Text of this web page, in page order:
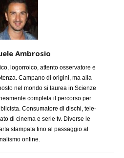
Ambrosio
logorroico, attento osservatore e
Campano di origini, ma alla
nel mondo si laurea in Scienze
completa il percorso per
Consumatore di dischi, tele-
di cinema e serie tv. Diverse le
stampata fino al passaggio al
online.